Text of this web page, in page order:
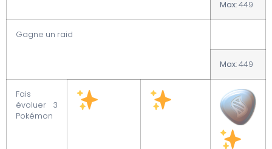
Max: 449
Gagne un raid
Max: 449
Fais
évoluer 3
Pokémon